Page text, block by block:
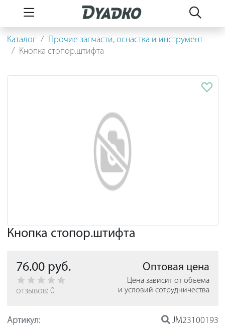
Каталог
Прочие запчасти, оснастка и инструмент
Кнопка стопор.штифта
Кнопка стопор.штифта
76.00 руб.
отзывов: 0
Оптовая цена
Цена зависит от объема
и условий сотрудничества
Артикул:
JM23100193